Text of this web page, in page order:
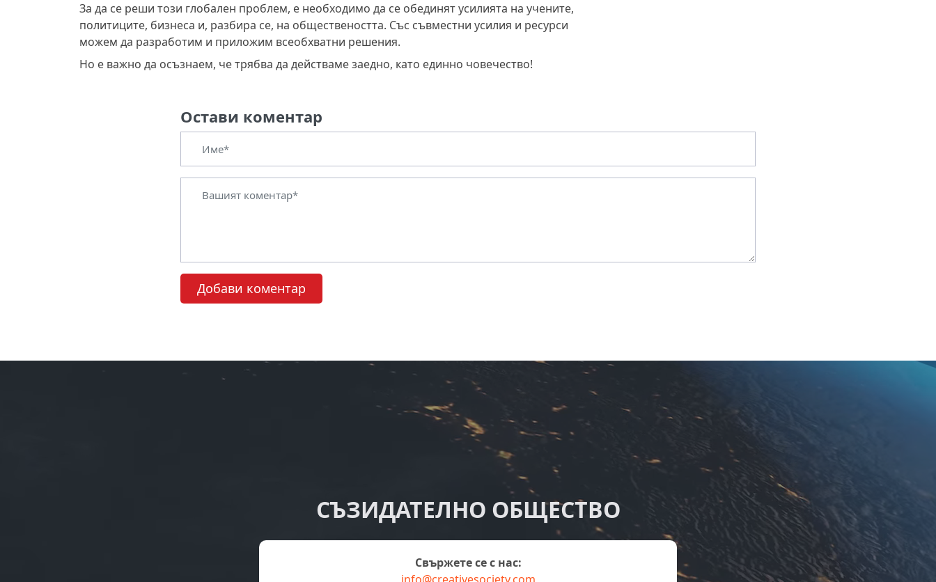
За да се реши този глобален проблем, е необходимо да се обединят усилията на учените,
политиците, бизнеса и, разбира се, на обществеността. Със съвместни усилия и ресурси
можем да разработим и приложим всеобхватни решения.
Но е важно да осъзнаем, че трябва да действаме заедно, като единно човечество!
Остави коментар
Добави коментар
СЪЗИДАТЕЛНО ОБЩЕСТВО
Свържете се с нас: